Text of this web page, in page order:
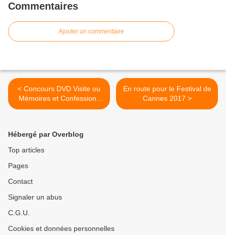
Commentaires
Ajouter un commentaire
< Concours DVD Visite ou
Mémoires et Confessions
(Terminé)
En route pour le Festival de
Cannes 2017 >
Hébergé par Overblog
Top articles
Pages
Contact
Signaler un abus
C.G.U.
Cookies et données personnelles